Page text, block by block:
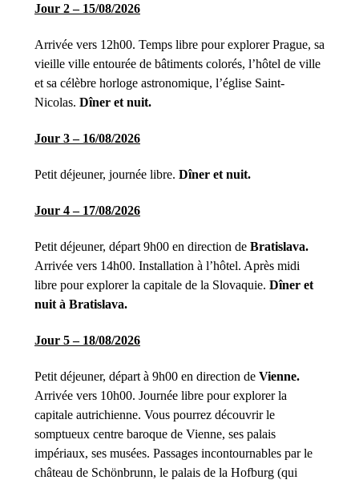
Jour 2 – 15/08/2026
Arrivée vers 12h00. Temps libre pour explorer Prague, sa
vieille ville entourée de bâtiments colorés, l’hôtel de ville
et sa célèbre horloge astronomique, l’église Saint-
Nicolas. Dîner et nuit.
Jour 3 – 16/08/2026
Petit déjeuner, journée libre. Dîner et nuit.
Jour 4 – 17/08/2026
Petit déjeuner, départ 9h00 en direction de Bratislava.
Arrivée vers 14h00. Installation à l’hôtel. Après midi
libre pour explorer la capitale de la Slovaquie. Dîner et
nuit à Bratislava.
Jour 5 – 18/08/2026
Petit déjeuner, départ à 9h00 en direction de Vienne.
Arrivée vers 10h00. Journée libre pour explorer la
capitale autrichienne. Vous pourrez découvrir le
somptueux centre baroque de Vienne, ses palais
impériaux, ses musées. Passages incontournables par le
château de Schönbrunn, le palais de la Hofburg (qui